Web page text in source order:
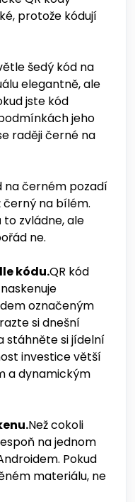
protože kódují
šedý kód na
elegantně, ale
jste kód
jeho
raději černé na
na černém pozadí
černý na bílém.
zvládne, ale
ne.
kódu.QR kód
označeným
si dnešní
stáhněte si jídelní
investice větší
a dynamickým
Než cokoli
na jednom
Pokud
materiálu, ne